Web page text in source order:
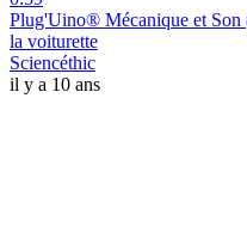
Plug'Uino® Mécanique et Son
la voiturette
Sciencéthic
il y a 10 ans